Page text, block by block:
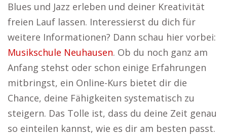
Blues und Jazz erleben und deiner Kreativität
freien Lauf lassen. Interessierst du dich für
weitere Informationen? Dann schau hier vorbei:
Musikschule Neuhausen. Ob du noch ganz am
Anfang stehst oder schon einige Erfahrungen
mitbringst, ein Online-Kurs bietet dir die
Chance, deine Fähigkeiten systematisch zu
steigern. Das Tolle ist, dass du deine Zeit genau
so einteilen kannst, wie es dir am besten passt.